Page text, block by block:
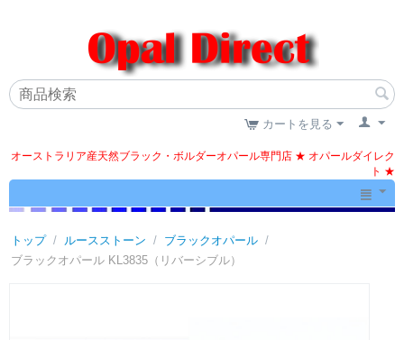
カートを見る
オーストラリア産天然ブラック・ボルダーオパール専門店 ★ オパールダイレク
ト ★
トップ / ルースストーン / ブラックオパール /
ブラックオパール KL3835（リバーシブル）